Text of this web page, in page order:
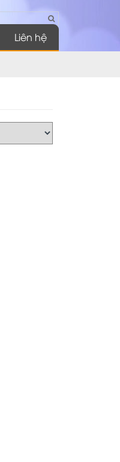
Liên hệ